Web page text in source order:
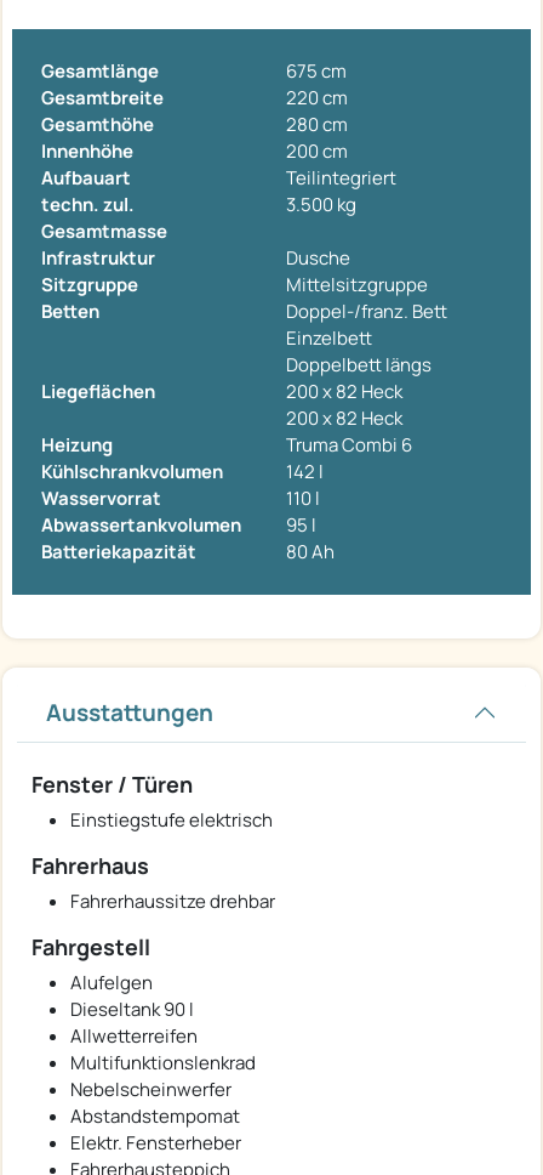
Gesamtlänge
675 cm
Gesamtbreite
220 cm
Gesamthöhe
280 cm
Innenhöhe
200 cm
Aufbauart
Teilintegriert
techn. zul.
Gesamtmasse
3.500 kg
Infrastruktur
Dusche
Sitzgruppe
Mittelsitzgruppe
Betten
Doppel-/franz. Bett
Einzelbett
Doppelbett längs
Liegeflächen
200 x 82 Heck
200 x 82 Heck
Heizung
Truma Combi 6
Kühlschrankvolumen
142 l
Wasservorrat
110 l
Abwassertankvolumen
95 l
Batteriekapazität
80 Ah
Ausstattungen
Fenster / Türen
Einstiegstufe elektrisch
Fahrerhaus
Fahrerhaussitze drehbar
Fahrgestell
Alufelgen
Dieseltank 90 l
Allwetterreifen
Multifunktionslenkrad
Nebelscheinwerfer
Abstandstempomat
Elektr. Fensterheber
Fahrerhausteppich